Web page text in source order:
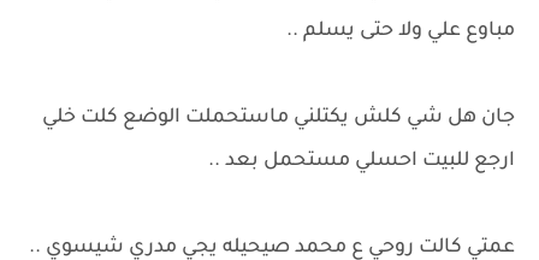
مباوع علي ولا حتى يسلم ..
جان هل شي كلش يكتلني ماستحملت الوضع كلت خلي
ارجع للبيت احسلي مستحمل بعد ..
عمتي كالت روحي ع محمد صيحيله يجي مدري شيسوي ..